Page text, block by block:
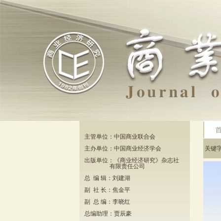
主管单位：中国商业联合会
主办单位：中国商业经济学会
出版单位：《商业经济研究》杂志社
有限责任公司
总 编 辑：刘建湖
副 社 长：焦金平
副 总 编：李晓红
总编助理：贾辰豪
关键